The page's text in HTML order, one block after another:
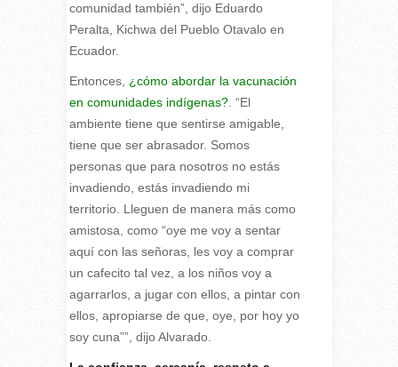
comunidad también”, dijo Eduardo
Peralta, Kichwa del Pueblo Otavalo en
Ecuador.
Entonces, ¿cómo abordar la vacunación
en comunidades indígenas?. “El
ambiente tiene que sentirse amigable,
tiene que ser abrasador. Somos
personas que para nosotros no estás
invadiendo, estás invadiendo mi
territorio. Lleguen de manera más como
amistosa, como “oye me voy a sentar
aquí con las señoras, les voy a comprar
un cafecito tal vez, a los niños voy a
agarrarlos, a jugar con ellos, a pintar con
ellos, apropiarse de que, oye, por hoy yo
soy cuna””, dijo Alvarado.